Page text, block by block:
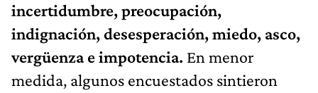
incertidumbre, preocupación,
indignación, desesperación, miedo, asco,
vergüenza e impotencia. En menor
medida, algunos encuestados sintieron